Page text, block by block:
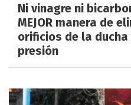
Ni vinagre ni
MEJOR manera de
orificios de la ducha
presión